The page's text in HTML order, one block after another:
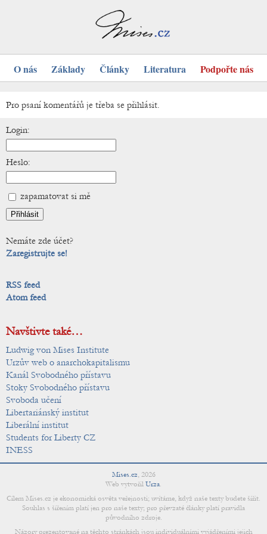
O nás Základy Články Literatura Podpořte nás
Pro psaní komentářů je třeba se přihlásit.
Login:
Heslo:
zapamatovat si mě
Nemáte zde účet?
Zaregistrujte se!
RSS feed
Atom feed
Navštivte také…
Ludwig von Mises Institute
Urzův web o anarchokapitalismu
Kanál Svobodného přístavu
Stoky Svobodného přístavu
Svoboda učení
Libertariánský institut
Liberální institut
Students for Liberty CZ
INESS
Mises.cz, 2026
Web vytvořil Urza.
Cílem Mises.cz je ekonomická osvěta veřejnosti; uvítáme, když naše texty budete šířit.
Souhlas s šířením platí jen pro naše texty; pro převzaté články platí pravidla
původního zdroje.
Názory prezentované na těchto stránkách jsou individuálními vyjádřeními jejich